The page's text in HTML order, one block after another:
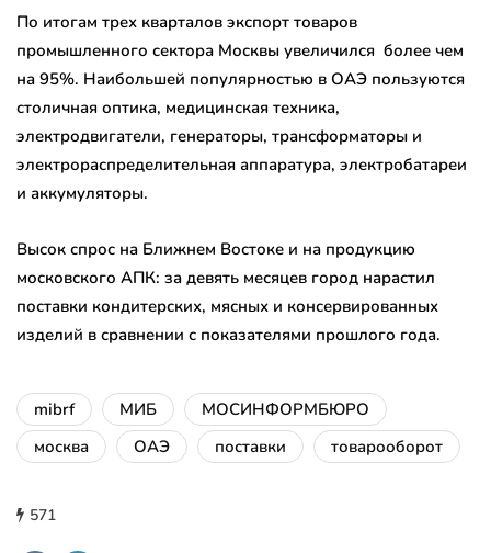
По итогам трех кварталов экспорт товаров
промышленного сектора Москвы увеличился более чем
на 95%. Наибольшей популярностью в ОАЭ пользуются
столичная оптика, медицинская техника,
электродвигатели, генераторы, трансформаторы и
электрораспределительная аппаратура, электробатареи
и аккумуляторы.
Высок спрос на Ближнем Востоке и на продукцию
московского АПК: за девять месяцев город нарастил
поставки кондитерских, мясных и консервированных
изделий в сравнении с показателями прошлого года.
mibrf МИБ
МОСИНФОРМБЮРО
москва
ОАЭ поставки товарооборот
571